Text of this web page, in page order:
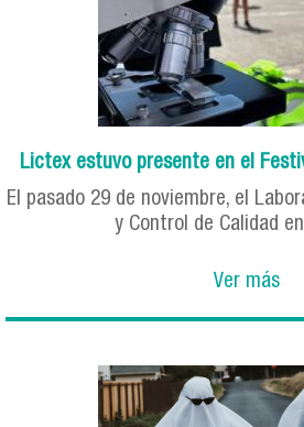
Lictex estuvo presente en el
El pasado 29 de noviembre, el
y Control de Calidad
Ver más